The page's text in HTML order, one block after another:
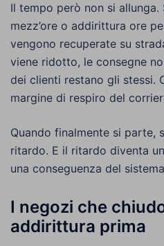
Il tempo però non si allunga.
mezz’ore o addirittura ore
vengono recuperate su
viene ridotto, le consegne
dei clienti restano gli stessi.
margine di respiro del
Quando finalmente si parte,
ritardo. E il ritardo diventa
una conseguenza del
I negozi che
addirittura prima